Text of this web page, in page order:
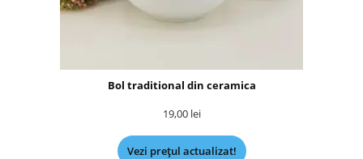
Bol traditional din ceramica
19,00 lei
Vezi prețul actualizat!